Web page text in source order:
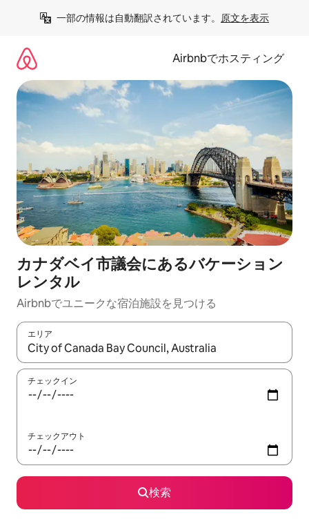
一部の情報は自動翻訳されています。 原文を表示
Airbnbでホスティング
カナダベイ市議会にあるバケーション
レンタル
Airbnbでユニークな宿泊施設を見つける
エリア
検索結果が表示されたら、上下の矢印キーを使って移動するか
チェックイン
チェックアウト
検索